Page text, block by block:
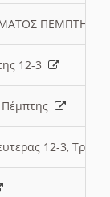
12-3
Πέμπτης
12-3,